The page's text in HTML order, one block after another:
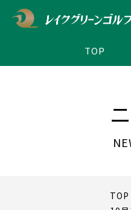
TOP
TOP